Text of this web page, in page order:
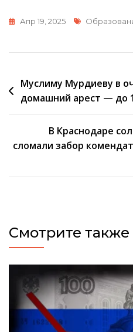
Апр 19, 2025 Метки
Навигация
по
Муслиму Мурдиеву в
домашний арест — до
В Краснодаре
сломали забор
Смотрите также